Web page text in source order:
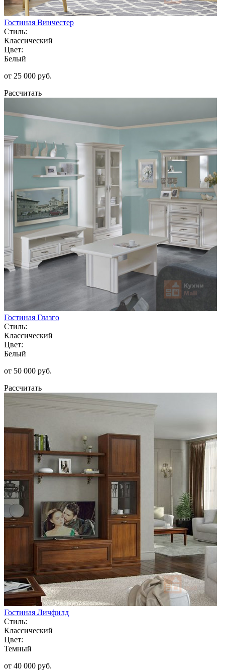
Гостиная Винчестер
Стиль:
Классический
Цвет:
Белый
от 25 000 руб.
Рассчитать
Гостиная Глазго
Стиль:
Классический
Цвет:
Белый
от 50 000 руб.
Рассчитать
Гостиная Личфилд
Стиль:
Классический
Цвет:
Темный
от 40 000 руб.